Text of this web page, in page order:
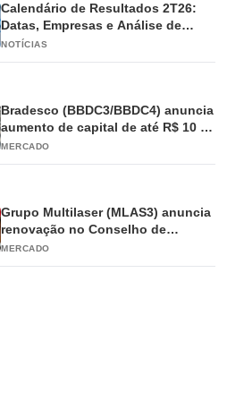
Calendário de Resultados 2T26:
Datas, Empresas e Análise de
Impacto
NOTÍCIAS
Bradesco (BBDC3/BBDC4) anuncia
aumento de capital de até R$ 10 bi
e antecipa JCP
MERCADO
Grupo Multilaser (MLAS3) anuncia
renovação no Conselho de
Administração
MERCADO